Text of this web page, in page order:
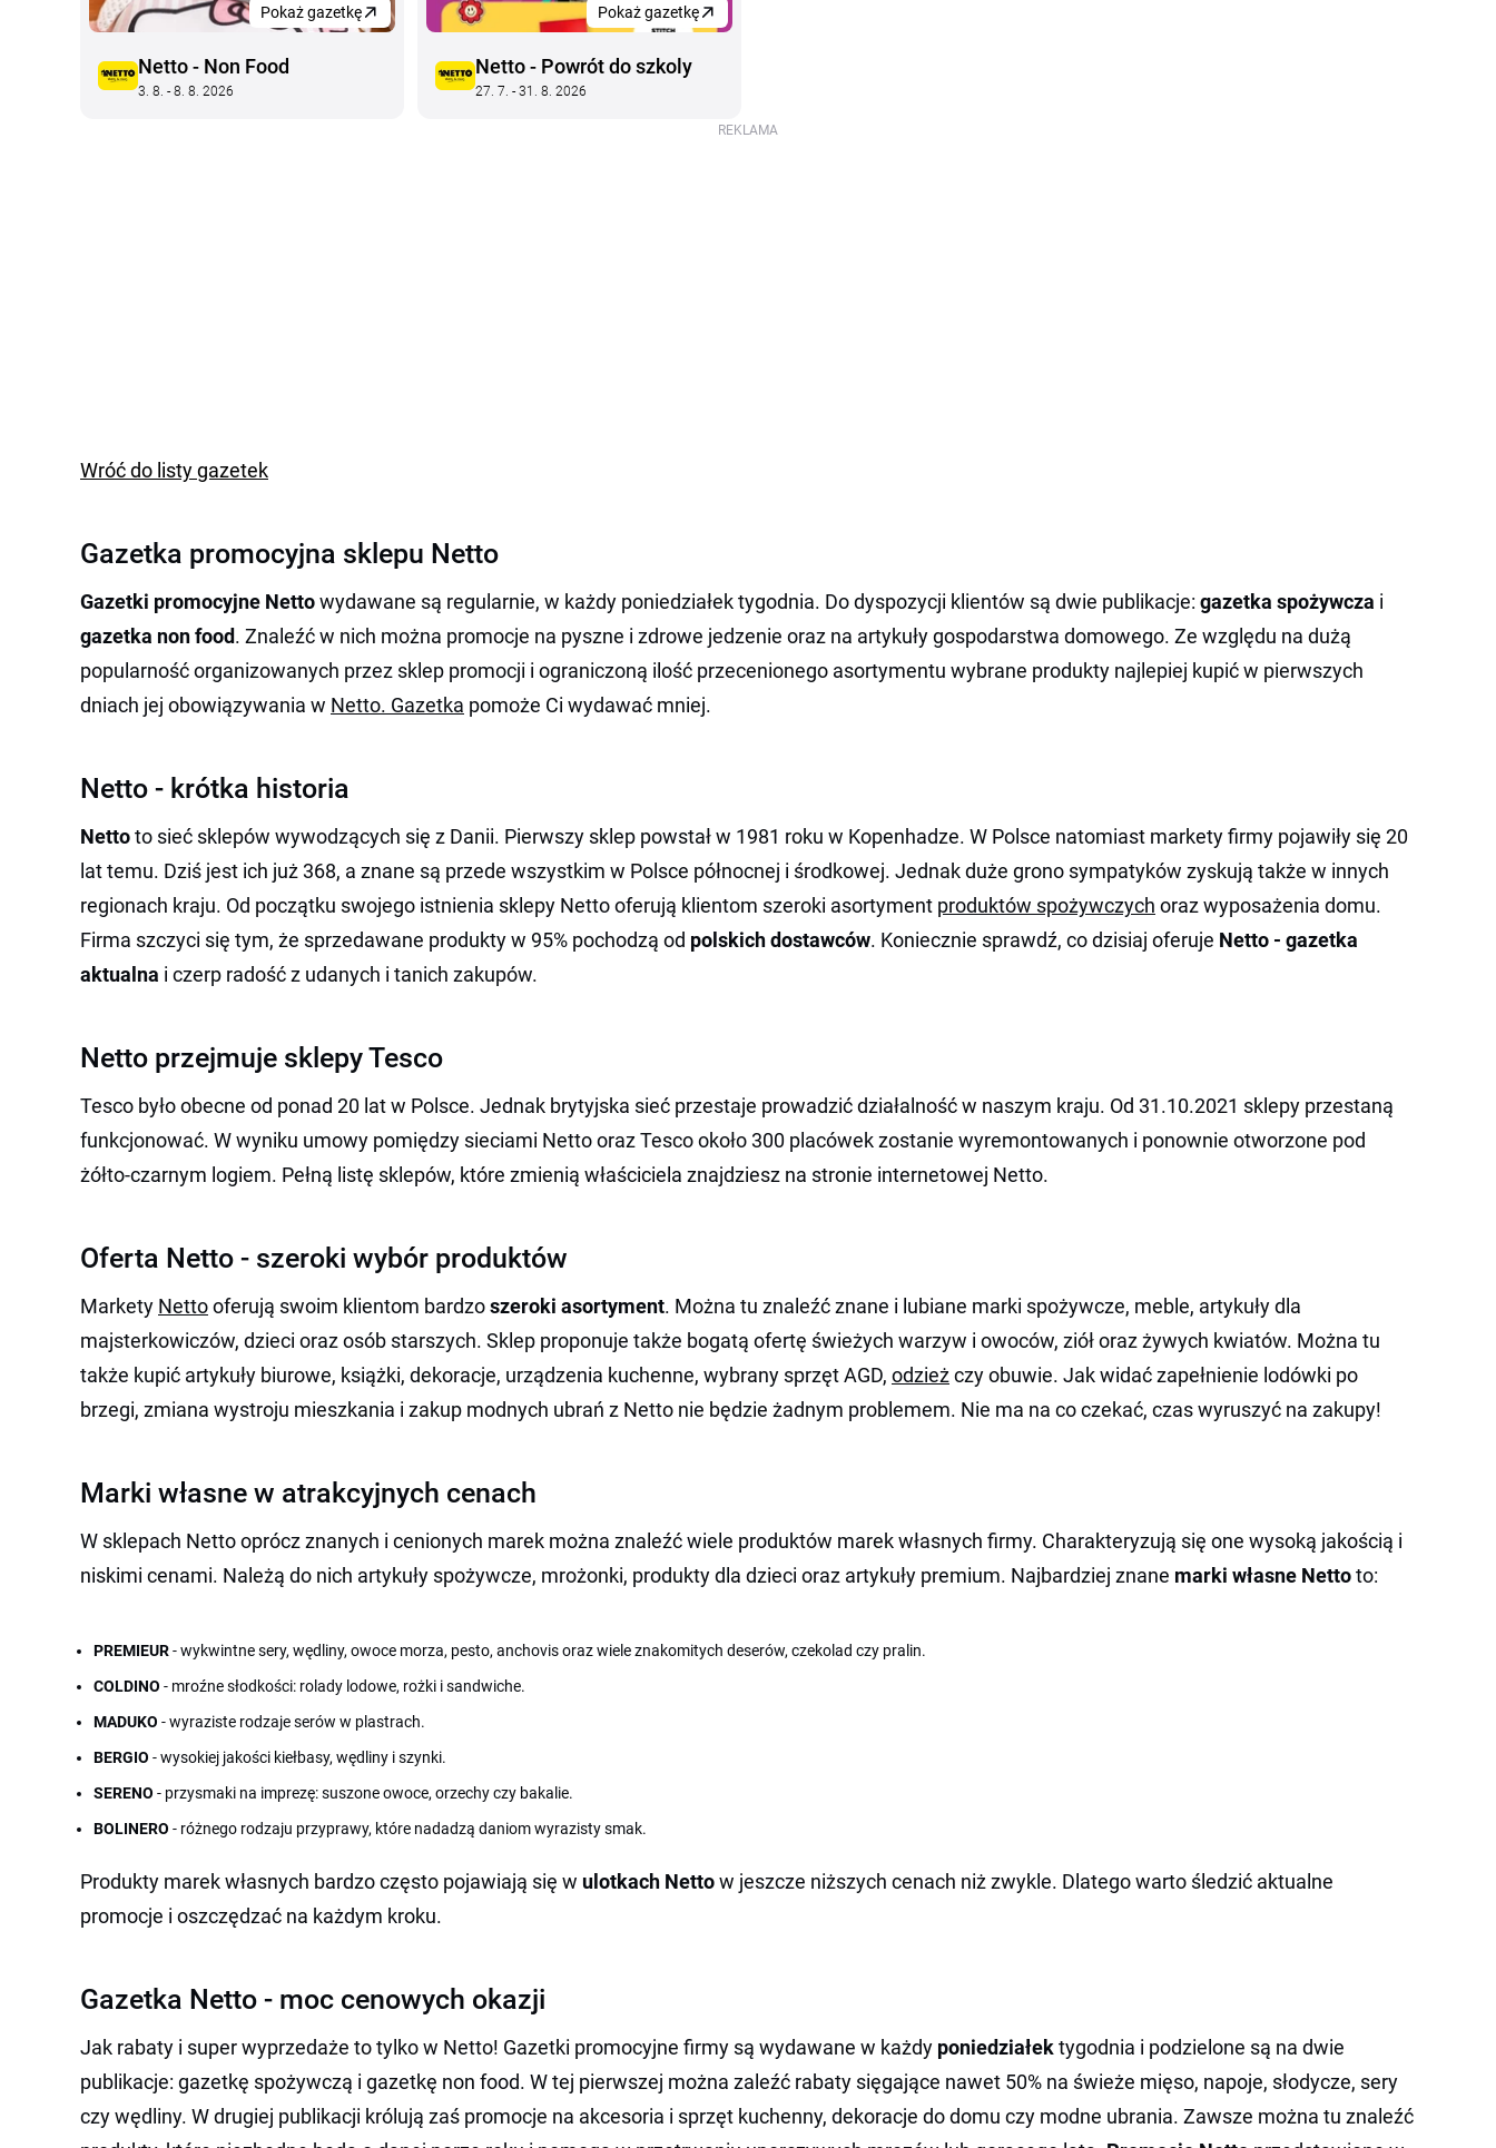
Pokaż gazetkę
Netto - Non Food
3. 8. - 8. 8. 2026
Pokaż gazetkę
Netto - Powrót do szkoly
27. 7. - 31. 8. 2026
REKLAMA
Wróć do listy gazetek
Gazetka promocyjna sklepu Netto
Gazetki promocyjne Nettowydawane są regularnie, w każdy poniedziałek tygodnia. Do dyspozycji klientów są dwie publikacje: gazetka spożywcza i
gazetka non food. Znaleźć w nich można promocje na pyszne i zdrowe jedzenie oraz na artykuły gospodarstwa domowego. Ze względu na dużą
popularność organizowanych przez sklep promocji i ograniczoną ilość przecenionego asortymentu wybrane produkty najlepiej kupić w pierwszych
dniach jej obowiązywania w Netto. Gazetka pomoże Ci wydawać mniej.
Netto - krótka historia
Nettoto sieć sklepów wywodzących się z Danii. Pierwszy sklep powstał w 1981 roku w Kopenhadze. W Polsce natomiast markety firmy pojawiły się 20
lat temu. Dziś jest ich już 368, a znane są przede wszystkim w Polsce północnej i środkowej. Jednak duże grono sympatyków zyskują także w innych
regionach kraju. Od początku swojego istnienia sklepy Netto oferują klientom szeroki asortyment produktów spożywczych oraz wyposażenia domu.
Firma szczyci się tym, że sprzedawane produkty w 95% pochodzą od polskich dostawców. Koniecznie sprawdź, co dzisiaj oferuje Netto - gazetka
aktualna i czerp radość z udanych i tanich zakupów.
Netto przejmuje sklepy Tesco
Tesco było obecne od ponad 20 lat w Polsce. Jednak brytyjska sieć przestaje prowadzić działalność w naszym kraju. Od 31.10.2021 sklepy przestaną
funkcjonować. W wyniku umowy pomiędzy sieciami Netto oraz Tesco około 300 placówek zostanie wyremontowanych i ponownie otworzone pod
żółto-czarnym logiem. Pełną listę sklepów, które zmienią właściciela znajdziesz na stronie internetowej Netto.
Oferta Netto - szeroki wybór produktów
Markety Nettooferują swoim klientom bardzoszeroki asortyment. Można tu znaleźć znane i lubiane marki spożywcze, meble, artykuły dla
majsterkowiczów, dzieci oraz osób starszych. Sklep proponuje także bogatą ofertę świeżych warzyw i owoców, ziół oraz żywych kwiatów. Można tu
także kupić artykuły biurowe, książki, dekoracje, urządzenia kuchenne, wybrany sprzęt AGD, odzieżczy obuwie. Jak widać zapełnienie lodówki po
brzegi, zmiana wystroju mieszkania i zakup modnych ubrań z Netto nie będzie żadnym problemem. Nie ma na co czekać, czas wyruszyć na zakupy!
Marki własne w atrakcyjnych cenach
W sklepach Netto oprócz znanych i cenionych marek można znaleźć wiele produktów marek własnych firmy. Charakteryzują się one wysoką jakością i
niskimi cenami. Należą do nich artykuły spożywcze, mrożonki, produkty dla dzieci oraz artykuły premium. Najbardziej znane marki własne Nettoto:
PREMIEUR- wykwintne sery, wędliny, owoce morza, pesto, anchovis oraz wiele znakomitych deserów, czekolad czy pralin.
COLDINO - mroźne słodkości: rolady lodowe, rożki i sandwiche.
MADUKO - wyraziste rodzaje serów w plastrach.
BERGIO - wysokiej jakości kiełbasy, wędliny i szynki.
SERENO - przysmaki na imprezę: suszone owoce, orzechy czy bakalie.
BOLINERO - różnego rodzaju przyprawy, które nadadzą daniom wyrazisty smak.
Produkty marek własnych bardzo często pojawiają się w ulotkach Nettow jeszcze niższych cenach niż zwykle. Dlatego warto śledzić aktualne
promocje i oszczędzać na każdym kroku.
Gazetka Netto - moc cenowych okazji
Jak rabaty i super wyprzedaże to tylko w Netto! Gazetki promocyjne firmy są wydawane w każdy poniedziałektygodnia i podzielone są na dwie
publikacje: gazetkę spożywczą i gazetkę non food. W tej pierwszej można zaleźć rabaty sięgające nawet 50% na świeże mięso, napoje, słodycze, sery
czy wędliny. W drugiej publikacji królują zaś promocje na akcesoria i sprzęt kuchenny, dekoracje do domu czy modne ubrania. Zawsze można tu znaleźć